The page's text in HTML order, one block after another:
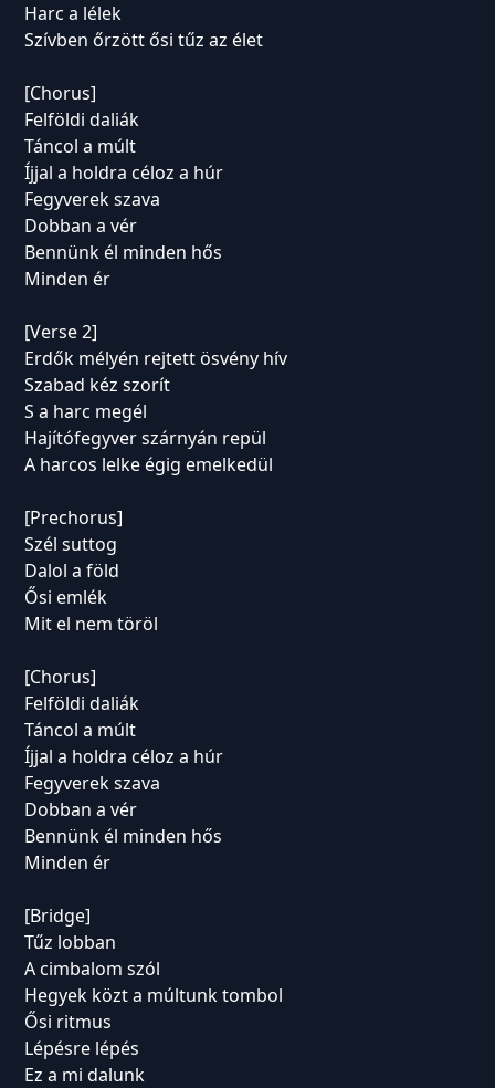
Harc a lélek
Szívben őrzött ősi tűz az élet
[Chorus]
Felföldi daliák
Táncol a múlt
Íjjal a holdra céloz a húr
Fegyverek szava
Dobban a vér
Bennünk él minden hős
Minden ér
[Verse 2]
Erdők mélyén rejtett ösvény hív
Szabad kéz szorít
S a harc megél
Hajítófegyver szárnyán repül
A harcos lelke égig emelkedül
[Prechorus]
Szél suttog
Dalol a föld
Ősi emlék
Mit el nem töröl
[Chorus]
Felföldi daliák
Táncol a múlt
Íjjal a holdra céloz a húr
Fegyverek szava
Dobban a vér
Bennünk él minden hős
Minden ér
[Bridge]
Tűz lobban
A cimbalom szól
Hegyek közt a múltunk tombol
Ősi ritmus
Lépésre lépés
Ez a mi dalunk